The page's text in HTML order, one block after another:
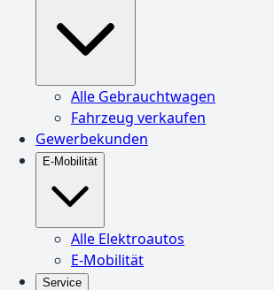
Alle Gebrauchtwagen
Fahrzeug verkaufen
Gewerbekunden
E-Mobilität
Alle Elektroautos
E-Mobilität
Service